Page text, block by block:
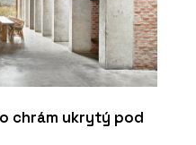
chrám ukrytý pod